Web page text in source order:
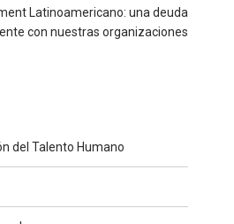
Latinoamericano: una deuda
con nuestras organizaciones
del Talento Humano